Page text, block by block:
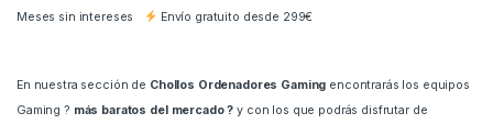
Meses sin intereses
Envío gratuito desde 299€
En nuestra sección de Chollos Ordenadores Gaming encontrarás los equipos
Gaming ? más baratos del mercado ?y con los que podrás disfrutar de